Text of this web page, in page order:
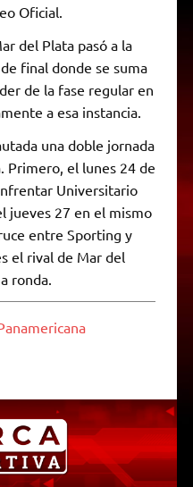
Oficial.
del Plata pasó a la
final donde se suma
de la fase regular en
a esa instancia.
una doble jornada
Primero, el lunes 24 de
Universitario
jueves 27 en el mismo
entre Sporting y
el rival de Mar del
ronda.